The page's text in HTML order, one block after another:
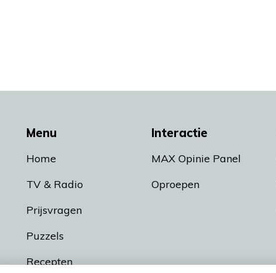
Menu
Home
TV & Radio
Prijsvragen
Puzzels
Recepten
Interactie
MAX Opinie Panel
Oproepen